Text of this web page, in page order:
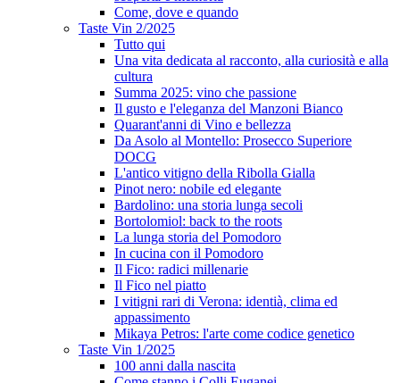
Come, dove e quando
Taste Vin 2/2025
Tutto qui
Una vita dedicata al racconto, alla curiosità e alla
cultura
Summa 2025: vino che passione
Il gusto e l'eleganza del Manzoni Bianco
Quarant'anni di Vino e bellezza
Da Asolo al Montello: Prosecco Superiore
DOCG
L'antico vitigno della Ribolla Gialla
Pinot nero: nobile ed elegante
Bardolino: una storia lunga secoli
Bortolomiol: back to the roots
La lunga storia del Pomodoro
In cucina con il Pomodoro
Il Fico: radici millenarie
Il Fico nel piatto
I vitigni rari di Verona: identià, clima ed
appassimento
Mikaya Petros: l'arte come codice genetico
Taste Vin 1/2025
100 anni dalla nascita